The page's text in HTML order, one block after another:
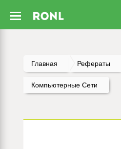
Главная Рефераты
Компьютерные Сети